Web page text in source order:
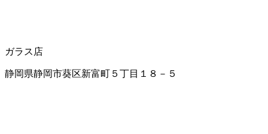
ガラス店
静岡県静岡市葵区新富町５丁目１８－５